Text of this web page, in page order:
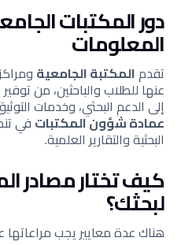
دور المكتبات
المعلومات
تقدمالمكتبة الجامعيةومراكز
عنها للطلاب والباحثين، من توفير
إلى الدعم البحثي، وخدمات
عمادة شؤون المكتباتفي
البحثية والتقارير العلمية.
كيف تختار مصادر
لبحثك؟
هناك عدة معايير يجب مراعاتها